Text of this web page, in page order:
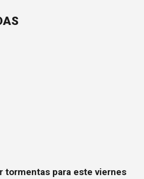
tormentas para este viernes